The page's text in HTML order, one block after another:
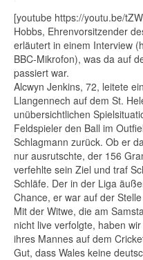
[youtube https://youtu.be/
Hobbs, Ehrenvorsitzender
erläutert in einem Interview
BBC-Mikrofon), was da auf
passiert war.
Alcwyn Jenkins, 72, leitete
Llangennech auf dem St.
unübersichtlichen
Feldspieler den Ball im
Schlagmann zurück. Ob er
nur ausrutschte, der 156
verfehlte sein Ziel und traf
Schläfe. Der in der Liga
Chance, er war auf der
Mit der Witwe, die am
nicht live verfolgte, haben
ihres Mannes auf dem
Gut, dass Wales keine